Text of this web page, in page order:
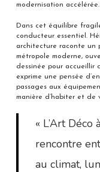
modernisation
Dans cet équilibre
conducteur essentiel.
architecture raconte un
métropole moderne,
dessinée pour accueillir
exprime une pensée
passages aux
manière d’habiter et de
« L’Art Déco
rencontre
au climat,